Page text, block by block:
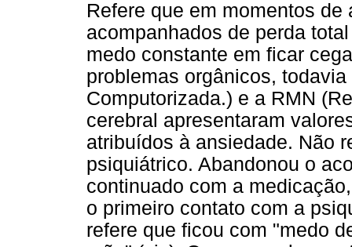
Refere que em momentos
acompanhados de perda
medo constante em ficar
problemas orgânicos,
Computorizada.) e a RMN
cerebral apresentaram
atribuídos à ansiedade. Não
psiquiátrico. Abandonou o
continuado com a
o primeiro contato com a
refere que ficou com "medo